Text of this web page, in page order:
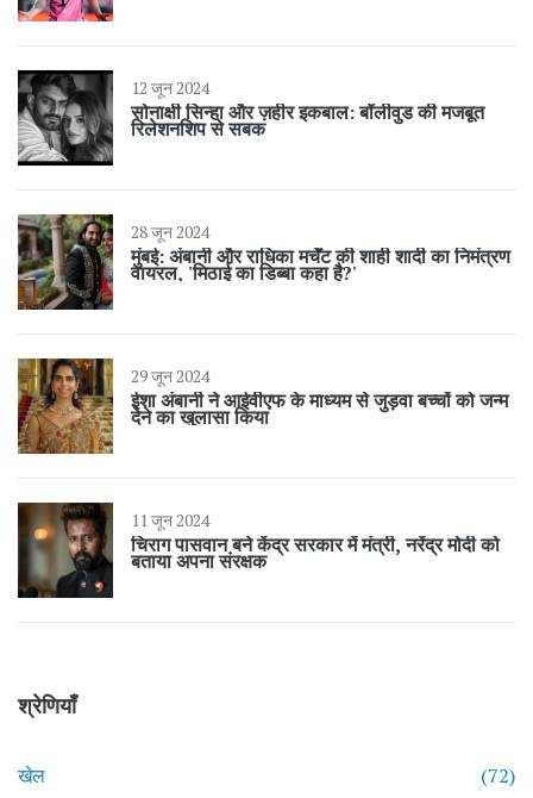
12 जून 2024
सोनाक्षी सिन्हा और ज़हीर इकबाल: बॉलीवुड की मजबूत
रिलेशनशिप से सबक
28 जून 2024
मुंबई: अंबानी और राधिका मर्चेंट की शाही शादी का निमंत्रण
वायरल, 'मिठाई का डिब्बा कहा है?'
29 जून 2024
ईशा अंबानी ने आईवीएफ के माध्यम से जुड़वा बच्चों को जन्म
देने का खुलासा किया
11 जून 2024
चिराग पासवान बने केंद्र सरकार में मंत्री, नरेंद्र मोदी को
बताया अपना संरक्षक
श्रेणियाँ
खेल
(72)